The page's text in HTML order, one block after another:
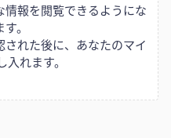
情報を閲覧できるようにな
。
れた後に、あなたのマイ
れます。